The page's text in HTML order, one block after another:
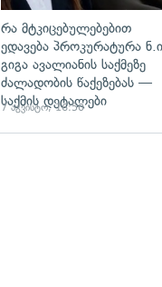
რა მტკიცებულებებით
ედავება პროკურატურა
გიგა ავალიანის საქმეზე
ძალადობის წაქეზებას —
საქმის დეტალები
7 აგვისტო, 16:50